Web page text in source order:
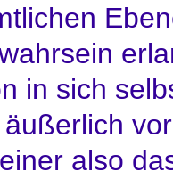
in sich
also